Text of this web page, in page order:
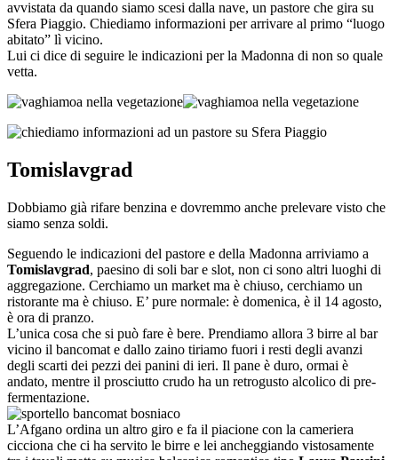
avvistata da quando siamo scesi dalla nave, un pastore che gira su
Sfera Piaggio. Chiediamo informazioni per arrivare al primo “luogo
abitato” lì vicino.
Lui ci dice di seguire le indicazioni per la Madonna di non so quale
vetta.
Tomislavgrad
Dobbiamo già rifare benzina e dovremmo anche prelevare visto che
siamo senza soldi.
Seguendo le indicazioni del pastore e della Madonna arriviamo a
Tomislavgrad, paesino di soli bar e slot, non ci sono altri luoghi di
aggregazione. Cerchiamo un market ma è chiuso, cerchiamo un
ristorante ma è chiuso. E’ pure normale: è domenica, è il 14 agosto,
è ora di pranzo.
L’unica cosa che si può fare è bere. Prendiamo allora 3 birre al bar
vicino il bancomat e dallo zaino tiriamo fuori i resti degli avanzi
degli scarti dei pezzi dei panini di ieri. Il pane è duro, ormai è
andato, mentre il prosciutto crudo ha un retrogusto alcolico di pre-
fermentazione.
L’Afgano ordina un altro giro e fa il piacione con la cameriera
cicciona che ci ha servito le birre e lei ancheggiando vistosamente